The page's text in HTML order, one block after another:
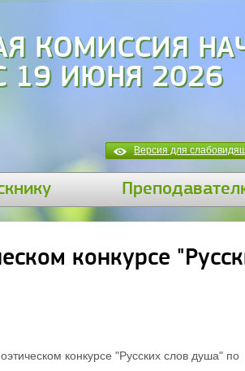
КОМИССИЯ
19 ИЮНЯ 2026
Версия для
конкурсе
конкурсе "Русских слов душа" по